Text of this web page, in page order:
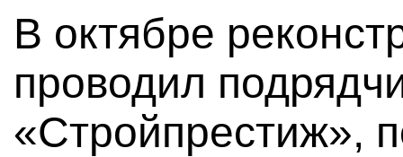
В октябре
проводил
«Стройпрестиж»,